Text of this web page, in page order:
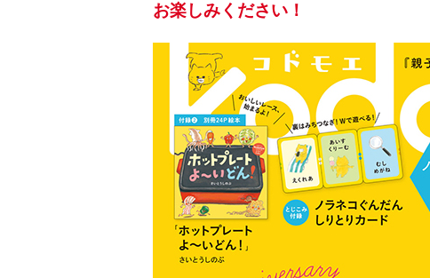
お楽しみください！